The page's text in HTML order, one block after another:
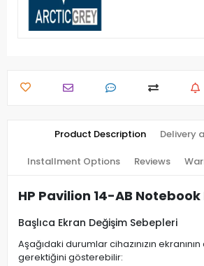
Product Description Delivery
Installment Options Reviews
HP Pavilion 14-AB
Başlıca Ekran Değişim Sebepleri
Aşağıdaki durumlar cihazınızın
gerektiğini gösterebilir: